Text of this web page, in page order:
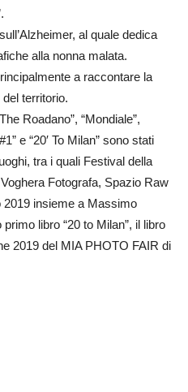
al quale dedica
alla nonna malata.
a raccontare la
territorio.
Roadano”, “Mondiale”,
e “20′ To Milan” sono stati
tra i quali Festival della
Fotografa, Spazio Raw
2019 insieme a Massimo
libro “20 to Milan”, il libro
2019 del MIA PHOTO FAIR di